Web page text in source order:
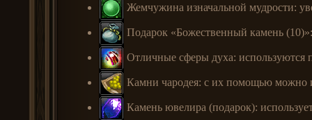
Жемчужина изначальной мудрости:
Подарок «Божественный камень
Отличные сферы духа:
Камни чародея: с их помощью можно
Камень ювелира (подарок):